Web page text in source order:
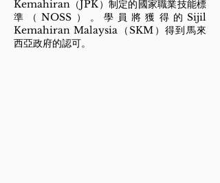
Kemahiran（JPK）制定的國家職業技能標
準（NOSS）。學員將獲得的Sijil
Kemahiran Malaysia（SKM）得到馬來
西亞政府的認可。